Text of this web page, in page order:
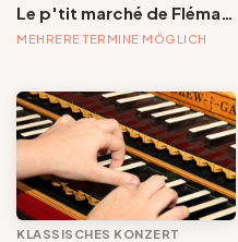
Le p'tit marché de Flémalle
MEHRERE TERMINE MÖGLICH
KLASSISCHES KONZERT